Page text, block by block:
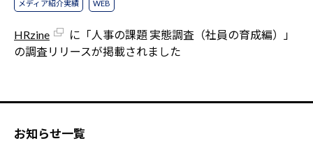
メディア紹介実績 WEB
HRzine
に「人事の課題 実態調査（社員の育成編）」
の調査リリースが掲載されました
お知らせ一覧